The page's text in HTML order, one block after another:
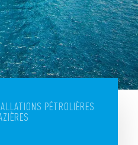
PÉTROLIÈRES